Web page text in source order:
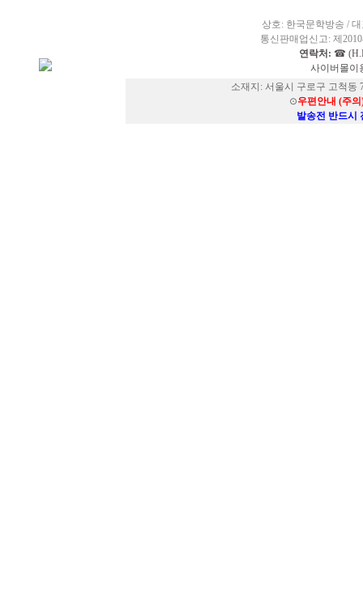
상호: 한국문학방송 /
통신판매업신고: 제
연락처: ☎
사이버몰이
소재지: 서울시 구로구 고척동
⊙우편안내 (주
발송전 반드시